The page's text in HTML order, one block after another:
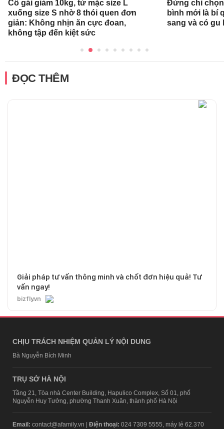
Cô gái giảm 10kg, từ mặc size L
xuống size S nhờ 8 thói quen đơn
giản: Không nhịn ăn cực đoan,
không tập đến kiệt sức
Đừng chỉ
bình mới là bí
sang và có gu
ĐỌC THÊM
Giải pháp tư vấn thông minh và chốt đơn hiệu quả! Tư
vấn ngay!
bizfly.vn
CHỊU TRÁCH NHIỆM QUẢN LÝ NỘI DUNG
Bà Nguyễn Bích Minh
TRỤ SỞ HÀ NỘI
Tầng 21, Tòa nhà Center Building, Hapulico Complex, Số 01, phố
Nguyễn Huy Tưởng, phường Thanh Xuân, thành phố Hà Nội
Email: contact@afamily.vn | Điện thoại: 024 7309 5555, máy lẻ 62.370